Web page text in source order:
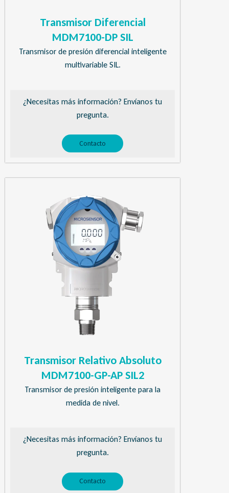
Transmisor Diferencial
MDM7100-DP SIL
Transmisor de presión diferencial inteligente
multivariable SIL.
¿Necesitas más información? Envíanos tu
pregunta.
Contacto
Transmisor Relativo Absoluto
MDM7100-GP-AP SIL2
Transmisor de presión inteligente para la
medida de nivel.
¿Necesitas más información? Envíanos tu
pregunta.
Contacto